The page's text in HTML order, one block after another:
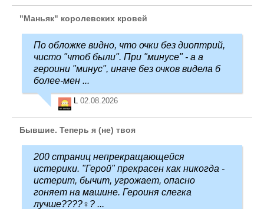
"Маньяк" королевских кровей
По обложке видно, что очки без диоптрий,
чисто "чтоб были". При "минусе" - а а
героини "минус", иначе без очков видела б
более-мен ...
02.08.2026
Бывшие. Теперь я (не) твоя
200 страниц непрекращающейся
истерики. "Герой" прекрасен как никогда -
истерит, бычит, угрожает, опасно
гоняет на машине. Героиня слегка
лучше????‍♀️? ...